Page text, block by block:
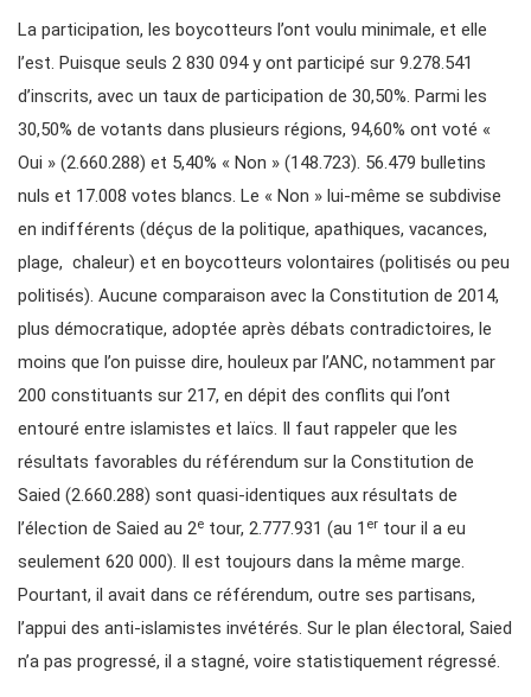
La participation, les boycotteurs l’ont voulu minimale, et elle
l’est. Puisque seuls 2 830 094 y ont participé sur 9.278.541
d’inscrits, avec un taux de participation de 30,50%. Parmi les
30,50% de votants dans plusieurs régions, 94,60% ont voté «
Oui » (2.660.288) et 5,40% « Non » (148.723). 56.479 bulletins
nuls et 17.008 votes blancs. Le « Non » lui-même se subdivise
en indifférents (déçus de la politique, apathiques, vacances,
plage, chaleur) et en boycotteurs volontaires (politisés ou peu
politisés). Aucune comparaison avec la Constitution de 2014,
plus démocratique, adoptée après débats contradictoires, le
moins que l’on puisse dire, houleux par l’ANC, notamment par
200 constituants sur 217, en dépit des conflits qui l’ont
entouré entre islamistes et laïcs. Il faut rappeler que les
résultats favorables du référendum sur la Constitution de
Saied (2.660.288) sont quasi-identiques aux résultats de
l’élection de Saied au 2e tour, 2.777.931 (au 1 er tour il a eu
seulement 620 000). Il est toujours dans la même marge.
Pourtant, il avait dans ce référendum, outre ses partisans,
l’appui des anti-islamistes invétérés. Sur le plan électoral, Saied
n’a pas progressé, il a stagné, voire statistiquement régressé.